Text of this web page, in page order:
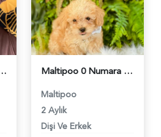
pug - 4267 Maltipoo 0 Numara Yavrularımız - 2281
Maltipoo
2 Aylık
Dişi Ve Erkek